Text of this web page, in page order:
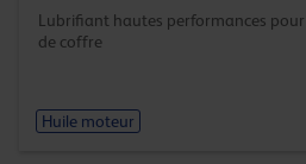
Lubrifiant hautes performances
de coffre
Huile moteur